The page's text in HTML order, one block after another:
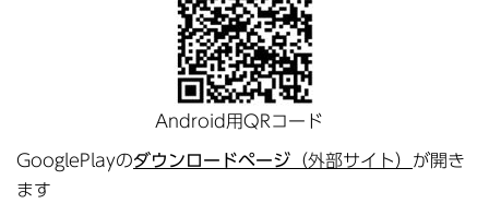
Android用QRコード
GooglePlayのダウンロードページ （外部サイト） が開き
ます